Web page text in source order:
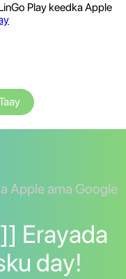
Play keedka Apple
Apple ama Google
Erayada
day!